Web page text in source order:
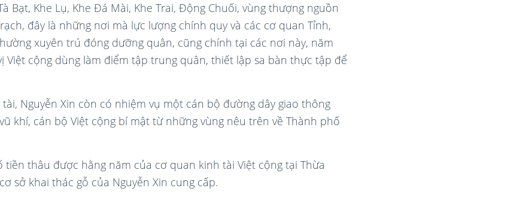
Bạt, Khe Lụ, Khe Đá Mài, Khe Trai, Động Chuối, vùng thượng nguồn
đây là những nơi mà lực lượng chính quy và các cơ quan Tỉnh,
xuyên trú đóng dưỡng quân, cũng chính tại các nơi này, năm
Việt cộng dùng làm điểm tập trung quân, thiết lập sa bàn thực tập để
Nguyễn Xin còn có nhiệm vụ một cán bộ đường dây giao thông
khí, cán bộ Việt cộng bí mật từ những vùng nêu trên về Thành phố
tiền thâu được hằng năm của cơ quan kinh tài Việt cộng tại Thừa
sở khai thác gỗ của Nguyễn Xin cung cấp.